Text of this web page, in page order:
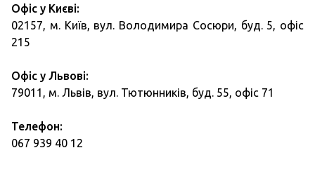
Офіс у Києві:
02157, м. Київ, вул. Володимира Сосюри, буд. 5, офіс
215
Офіс у Львові:
79011, м. Львів, вул. Тютюнників, буд. 55, офіс 71
Телефон:
067 939 40 12